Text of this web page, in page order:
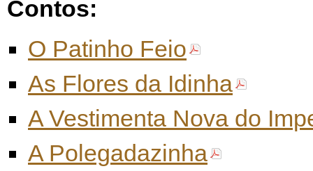
Contos:
O Patinho Feio
As Flores da Idinha
A Vestimenta Nova do
A Polegadazinha